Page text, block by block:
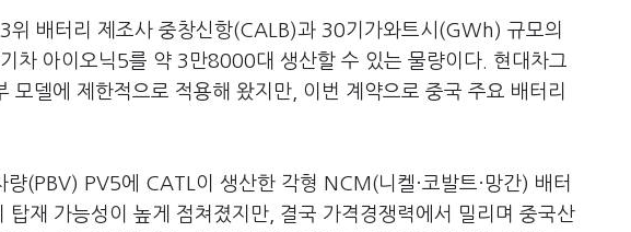
위 배터리 제조사 중창신항(CALB)과 30기가와트시(GWh) 규모의
차 아이오닉5를 약 3만8000대 생산할 수 있는 물량이다. 현대차그
델에 제한적으로 적용해 왔지만, 이번 계약으로 중국 주요 배터리
량(PBV) PV5에 CATL이 생산한 각형 NCM(니켈·코발트·망간) 배터
탑재 가능성이 높게 점쳐졌지만, 결국 가격경쟁력에서 밀리며 중국산